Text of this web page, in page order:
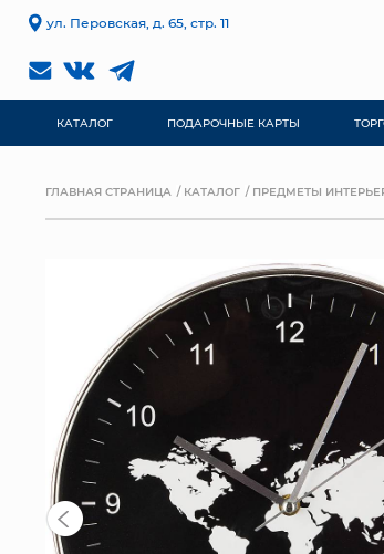
ул. Перовская, д. 65, стр. 11
КАТАЛОГ ПОДАРОЧНЫЕ КАРТЫ
ГЛАВНАЯ СТРАНИЦА КАТАЛОГ ПРЕДМЕТЫ